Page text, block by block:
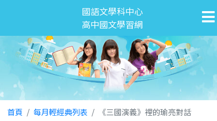
國語文學科中心
高中國文學習網
首頁 每月輕經典列表 《三國演義》裡的瑜亮對話